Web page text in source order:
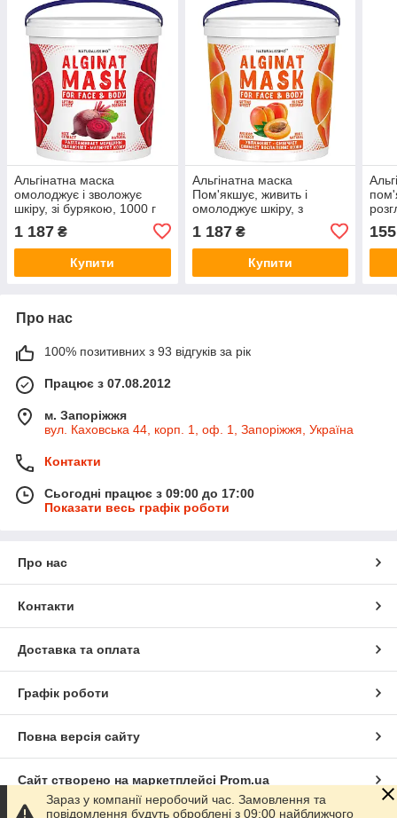
Альгінатна маска
омолоджує і зволожує
шкіру, зі бурякою, 1000 г
1 187 ₴
Купити
Альгінатна маска
Пом'якшує, живить і
омолоджує шкіру, з
1 187₴
Купити
155
Про нас
100% позитивних з 93 відгуків за рік
Працює з 07.08.2012
м. Запоріжжя
вул. Каховська 44, корп. 1, оф. 1, Запоріжжя, Україна
Контакти
Сьогодні працює з 09:00 до 17:00
Показати весь графік роботи
Про нас
Контакти
Доставка та оплата
Графік роботи
Повна версія сайту
Сайт створено на маркетплейсі Prom.ua
Зараз у компанії неробочий час. Замовлення та
повідомлення будуть оброблені з 09:00 найближчого